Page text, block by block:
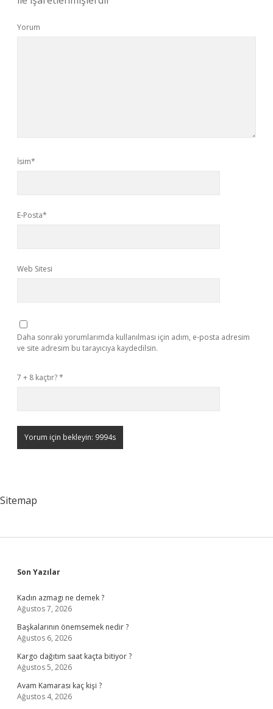
Yorum
İsim*
E-Posta*
Web Sitesi
Daha sonraki yorumlarımda kullanılması için adım, e-posta adresim
ve site adresim bu tarayıcıya kaydedilsin.
7 + 8 kaçtır?*
Sitemap
Sidebar
Son Yazılar
Kadın azmagı ne demek ?
Ağustos 7, 2026
Başkalarının önemsemek nedir ?
Ağustos 6, 2026
Kargo dağıtım saat kaçta bitiyor ?
Ağustos 5, 2026
Avam Kamarası kaç kişi ?
Ağustos 4, 2026